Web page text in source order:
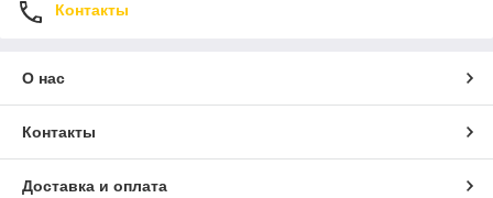
Контакты
О нас
Контакты
Доставка и оплата